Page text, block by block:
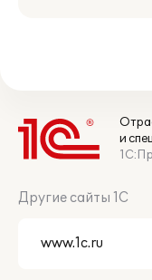
и
Другие сайты 1С